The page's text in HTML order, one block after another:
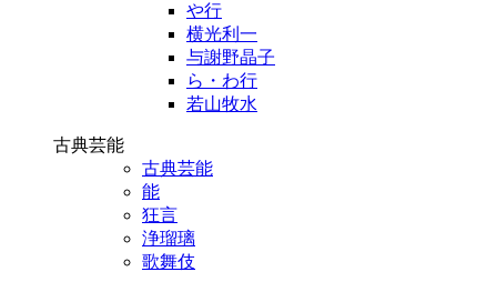
や行
横光利一
与謝野晶子
ら・わ行
若山牧水
古典芸能
古典芸能
能
狂言
浄瑠璃
歌舞伎